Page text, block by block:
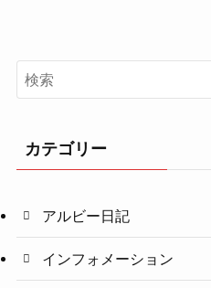
カテゴリー
アルビー日記
インフォメーション